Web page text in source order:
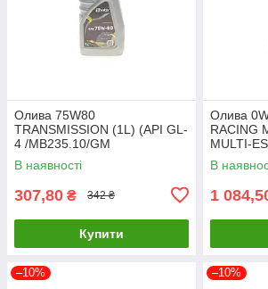
Олива 75W80
TRANSMISSION (1L) (API GL-
4 /MB235.10/GM
1940182/FORD WSD
M2C200-D) SOLGY 504035
В наявності
307,80 ₴ 342 ₴
Купити
Олива
RACING
MULTI-
ROWE
В
1
–10% –10%